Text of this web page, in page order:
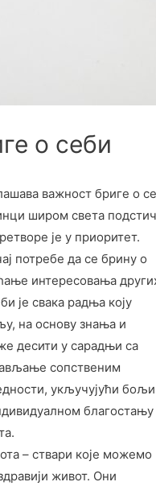
о себи
важност бриге о
широм света
је у приоритет.
потребе да се брину о
интересовања
је свака радња коју
на основу знања и
десити у сарадњи са
сопственим
укључујући бољи
благостању
– ствари које можемо
живот. Они